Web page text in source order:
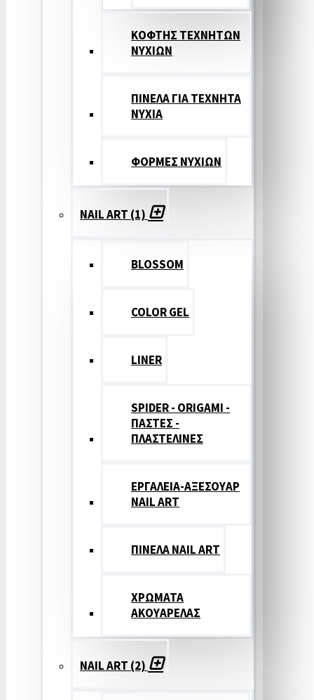
ΚΟΦΤΗΣ ΤΕΧΝΗΤΩΝ
ΝΥΧΙΩΝ
ΠΙΝΕΛΑ ΓΙΑ ΤΕΧΝΗΤΑ
ΝΥΧΙΑ
ΦΟΡΜΕΣ ΝΥΧΙΩΝ
NAIL ART (1)
BLOSSOM
COLOR GEL
LINER
SPIDER - ORIGAMI -
ΠΑΣΤΕΣ -
ΠΛΑΣΤΕΛΙΝΕΣ
ΕΡΓΑΛΕΙΑ-ΑΞΕΣΟΥΑΡ
NAIL ART
ΠΙΝΕΛΑ NAIL ART
ΧΡΩΜΑΤΑ
ΑΚΟΥΑΡΕΛΑΣ
NAIL ART (2)